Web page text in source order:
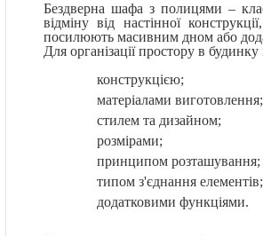
Бездверна шафа з полицями –
відміну від настінної
посилюють масивним дном або
Для організації простору в
конструкцією;
матеріалами виготовлення;
стилем та дизайном;
розмірами;
принципом розташування;
типом з'єднання елементів;
додатковими функціями.